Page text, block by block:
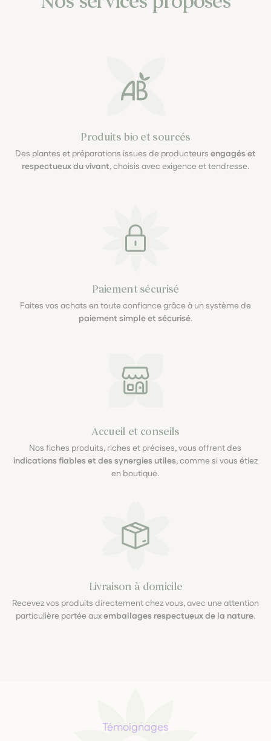
Produits bio et sourcés
Des plantes et préparations issues de producteurs engagés et
respectueux du vivant, choisis avec exigence et tendresse.
Paiement sécurisé
Faites vos achats en toute confiance grâce à un système de
paiement simple et sécurisé.
Accueil et conseils
Nos fiches produits, riches et précises, vous offrent des
indications fiables et des synergies utiles, comme si vous étiez
en boutique.
Livraison à domicile
Recevez vos produits directement chez vous, avec une attention
particulière portée auxemballages respectueux de la nature.
Témoignages